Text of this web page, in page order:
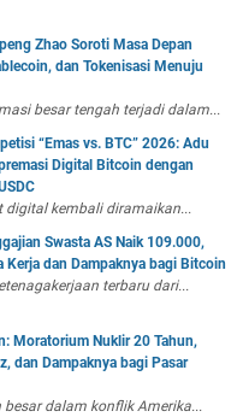
Zhao Soroti Masa Depan
dan Tokenisasi Menuju
besar tengah terjadi dalam...
“Emas vs. BTC” 2026: Adu
Digital Bitcoin dengan
digital kembali diramaikan...
Swasta AS Naik 109.000,
Kerja dan Dampaknya bagi Bitcoin
terbaru dari...
Moratorium Nuklir 20 Tahun,
dan Dampaknya bagi Pasar
dalam konflik Amerika...